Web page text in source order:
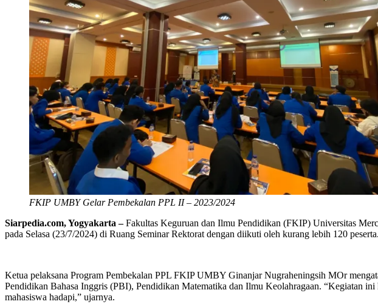
FKIP UMBY Gelar Pembekalan PPL II – 2023/2024
Siarpedia.com, Yogyakarta –Fakultas Keguruan dan Ilmu Pendidikan (FKIP) Universitas
pada Selasa (23/7/2024) di Ruang Seminar Rektorat dengan diikuti oleh kurang lebih 120
Ketua pelaksana Program Pembekalan PPL FKIP UMBY Ginanjar Nugraheningsih MOr
Pendidikan Bahasa Inggris (PBI), Pendidikan Matematika dan Ilmu Keolahragaan. “Kegiatan
mahasiswa hadapi,” ujarnya.